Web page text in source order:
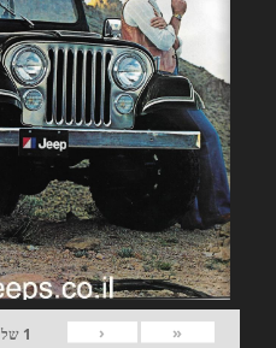
«
‹
1 של